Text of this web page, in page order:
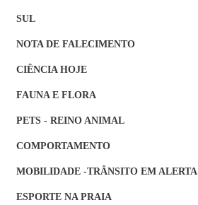
SUL
NOTA DE FALECIMENTO
CIÊNCIA HOJE
FAUNA E FLORA
PETS - REINO ANIMAL
COMPORTAMENTO
MOBILIDADE -TRÂNSITO EM ALERTA
ESPORTE NA PRAIA